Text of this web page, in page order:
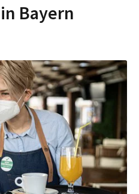
Bayern